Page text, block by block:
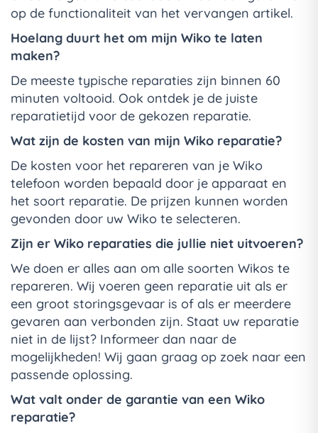
op de functionaliteit van het vervangen artikel.
Hoelang duurt het om mijn Wiko te laten
maken?
De meeste typische reparaties zijn binnen 60
minuten voltooid. Ook ontdek je de juiste
reparatietijd voor de gekozen reparatie.
Wat zijn de kosten van mijn Wiko reparatie?
De kosten voor het repareren van je Wiko
telefoon worden bepaald door je apparaat en
het soort reparatie. De prijzen kunnen worden
gevonden door uw Wiko te selecteren.
Zijn er Wiko reparaties die jullie niet uitvoeren?
We doen er alles aan om alle soorten Wikos te
repareren. Wij voeren geen reparatie uit als er
een groot storingsgevaar is of als er meerdere
gevaren aan verbonden zijn. Staat uw reparatie
niet in de lijst? Informeer dan naar de
mogelijkheden! Wij gaan graag op zoek naar een
passende oplossing.
Wat valt onder de garantie van een Wiko
reparatie?